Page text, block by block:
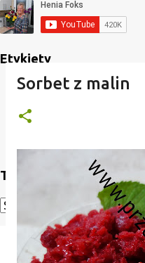
Etykiety
Translate
Powered by Translate
Sorbet z malin